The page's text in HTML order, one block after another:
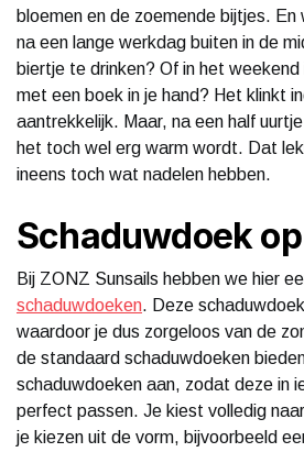
bloemen en de zoemende bijtjes.
na een lange werkdag buiten in de
biertje te drinken? Of in het
met een boek in je hand? Het klinkt
aantrekkelijk. Maar, na een half
het toch wel erg warm wordt. Dat
ineens toch wat nadelen hebben.
Schaduwdoek
Bij ZONZ Sunsails hebben we hier
schaduwdoeken. Deze
waardoor je dus zorgeloos van de
de standaard schaduwdoeken
schaduwdoeken aan, zodat deze in
perfect passen. Je kiest volledig
je kiezen uit de vorm, bijvoorbeeld